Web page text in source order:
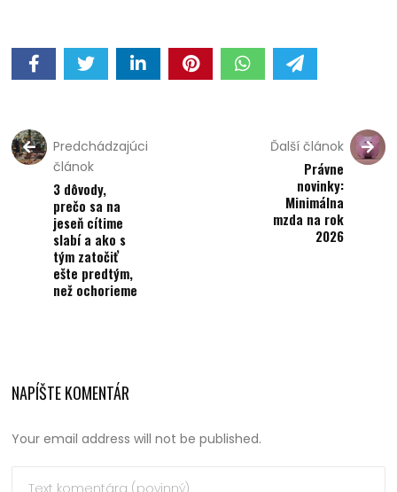
Predchádzajúci
článok
3 dôvody,
prečo sa na
jeseň cítime
slabí a ako s
tým zatočiť
ešte predtým,
než ochorieme
Ďalší článok
Právne
novinky:
Minimálna
mzda na rok
2026
NAPÍŠTE KOMENTÁR
Your email address will not be published.